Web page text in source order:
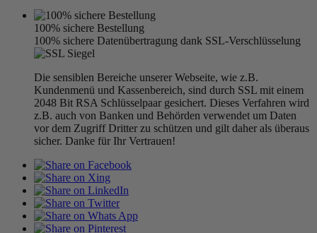
100% sichere Bestellung
100% sichere Datenübertragung dank SSL-Verschlüsselung
Die sensiblen Bereiche unserer Webseite, wie z.B.
Kundenmenü und Kassenbereich, sind durch SSL mit einem
2048 Bit RSA Schlüsselpaar gesichert. Dieses Verfahren wird
z.B. auch von Banken und Behörden verwendet um Daten
vor dem Zugriff Dritter zu schützen und gilt daher als überaus
sicher. Danke für Ihr Vertrauen!